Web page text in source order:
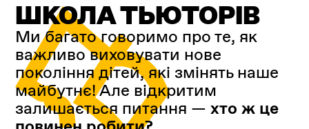
ШКОЛА ТЬЮТОРIВ
Ми багато говоримо про те, як
важливо виховувати нове
покоління дітей, які змінять наше
майбутнє! Але відкритим
залишається питання —хто ж це